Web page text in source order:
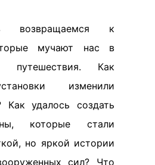
возвращаемся к
мучают нас в
путешествия. Как
изменили
Как удалось создать
которые стали
но яркой истории
сил? Что